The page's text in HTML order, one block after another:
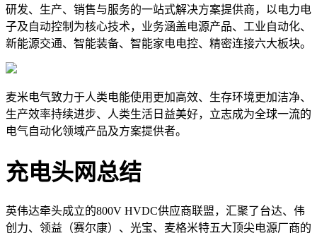
研发、生产、销售与服务的⼀站式解决方案提供商，以电力电
子及自动控制为核心技术，业务涵盖电源产品、工业自动化、
新能源交通、智能装备、智能家电电控、精密连接六大板块。
麦米电气致力于人类电能使用更加⾼效、生存环境更加洁净、
生产效率持续进步、人类生活日益美好，立志成为全球⼀流的
电气自动化领域产品及方案提供者。
充电头网总结
英伟达牵头成立的800V HVDC供应商联盟，汇聚了台达、伟
创力、领益（赛尔康）、光宝、麦格米特五大顶尖电源厂商的